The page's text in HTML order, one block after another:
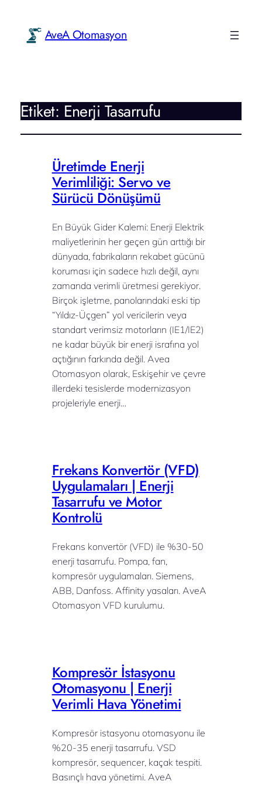
AveA Otomasyon
Etiket: Enerji Tasarrufu
Üretimde Enerji
Verimliliği: Servo ve
Sürücü Dönüşümü
En Büyük Gider Kalemi: Enerji Elektrik
maliyetlerinin her geçen gün arttığı bir
dünyada, fabrikaların rekabet gücünü
koruması için sadece hızlı değil, aynı
zamanda verimli üretmesi gerekiyor.
Birçok işletme, panolarındaki eski tip
“Yıldız-Üçgen” yol vericilerin veya
standart verimsiz motorların (IE1/IE2)
ne kadar büyük bir enerji israfına yol
açtığının farkında değil. Avea
Otomasyon olarak, Eskişehir ve çevre
illerdeki tesislerde modernizasyon
projeleriyle enerji…
Frekans Konvertör (VFD)
Uygulamaları | Enerji
Tasarrufu ve Motor
Kontrolü
Frekans konvertör (VFD) ile %30-50
enerji tasarrufu. Pompa, fan,
kompresör uygulamaları. Siemens,
ABB, Danfoss. Affinity yasaları. AveA
Otomasyon VFD kurulumu.
Kompresör İstasyonu
Otomasyonu | Enerji
Verimli Hava Yönetimi
Kompresör istasyonu otomasyonu ile
%20-35 enerji tasarrufu. VSD
kompresör, sequencer, kaçak tespiti.
Basınçlı hava yönetimi. AveA